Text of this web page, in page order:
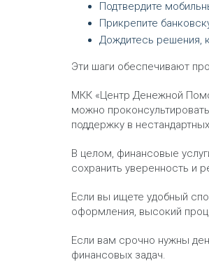
Подтвердите
Прикрепите
Дождитесь решения,
Эти шаги обеспечивают
МКК «Центр Денежной
можно
поддержку в
В целом, финансовые
сохранить уверенность и
Если вы ищете удобный
оформления, высокий
Если вам срочно нужны
финансовых задач.